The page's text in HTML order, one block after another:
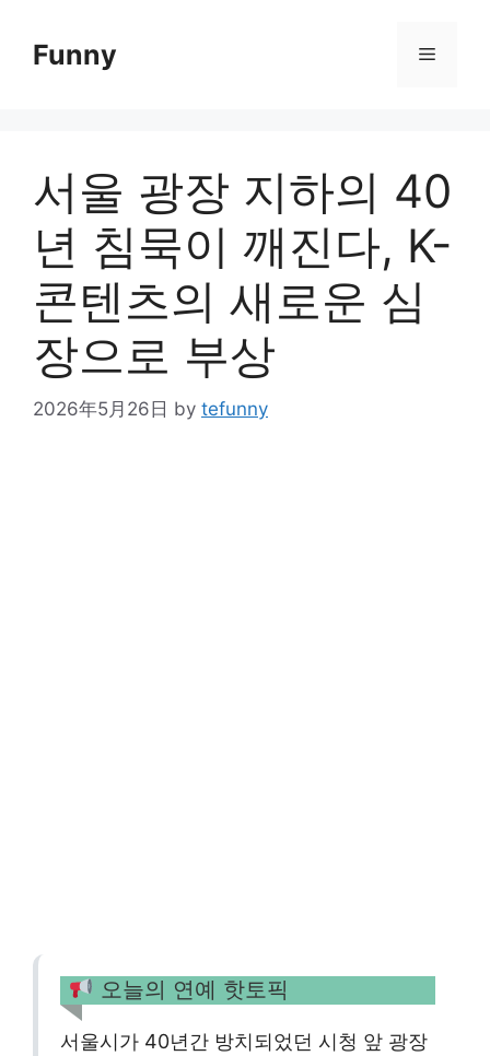
contentFunny Menu
서울 광장 지하의 40
년 침묵이 깨진다, K-
콘텐츠의 새로운 심
장으로 부상
2026年5月26日 by tefunny
오늘의 연예 핫토픽
서울시가 40년간 방치되었던 시청 앞 광장